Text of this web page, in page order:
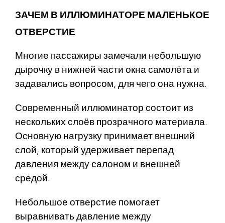
ЗАЧЕМ В ИЛЛЮМИНАТОРЕ МАЛЕНЬКОЕ
ОТВЕРСТИЕ
Многие пассажиры замечали небольшую
дырочку в нижней части окна самолёта и
задавались вопросом, для чего она нужна.
Современный иллюминатор состоит из
нескольких слоёв прозрачного материала.
Основную нагрузку принимает внешний
слой, который удерживает перепад
давления между салоном и внешней
средой.
Небольшое отверстие помогает
выравнивать давление между